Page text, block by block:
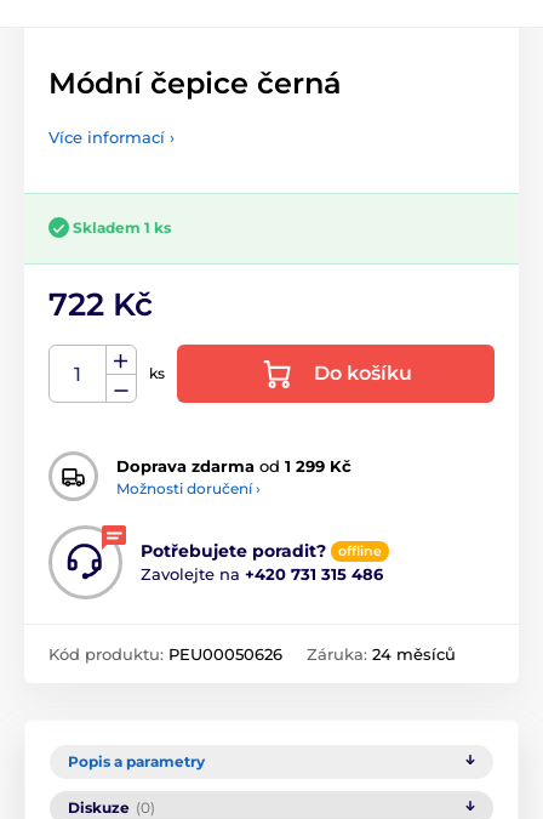
Módní čepice černá
Více informací ›
Skladem 1 ks
722 Kč
ks Do košíku
Doprava zdarma od 1 299 Kč
Možnosti doručení ›
Potřebujete poradit? offline
Zavolejte na +420 731 315 486
Kód produktu: PEU00050626 Záruka: 24 měsíců
Popis a parametry
Diskuze (0)